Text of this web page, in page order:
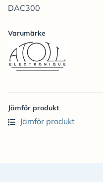
DAC300
Varumärke
Jämför produkt
Jämför produkt